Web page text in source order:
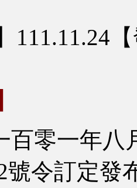
111.11.24
百零一年八
號令訂定